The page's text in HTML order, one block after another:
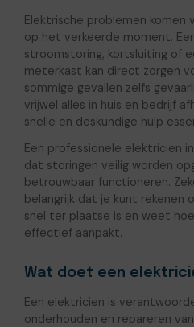
Elektrische problemen komen
op het verkeerde moment.
stroomstoring, kortsluiting of
meterkast kan direct zorgen
sommige gevallen zelfs
vrijwel alles in huis en bedrijf
snelle en deskundige hulp
Een professionele elektricien
dat storingen veilig worden
betrouwbaar functioneren.
belangrijk dat je kunt rekenen
snel ter plaatse is en weet
effectief aanpakt.
Wat doet een
Een elektricien is
onderhouden en repareren